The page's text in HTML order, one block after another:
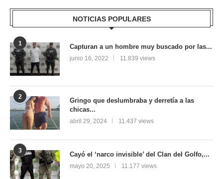
NOTICIAS POPULARES
1 Capturan a un hombre muy buscado por las...
junio 16, 2022 11.839 views
2
Gringo que deslumbraba y derretía a las
chicas...
abril 29, 2024 11.437 views
3 Cayó el ‘narco invisible’ del Clan del Golfo,...
mayo 20, 2025 11.177 views